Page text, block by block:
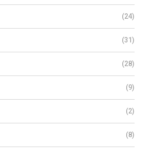
(24)
(31)
(28)
(9)
(2)
(8)